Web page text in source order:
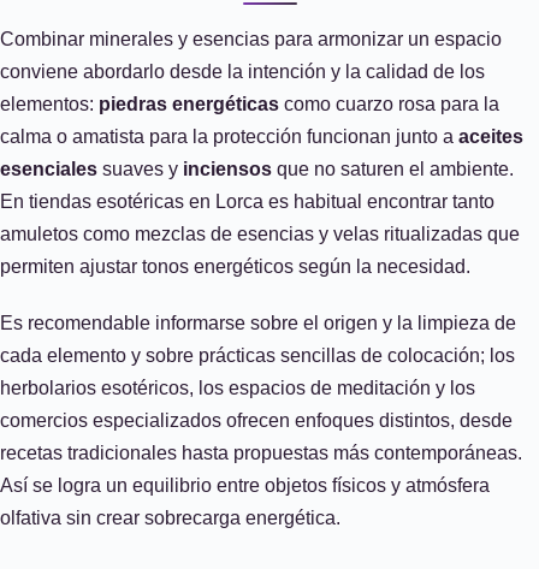
Combinar minerales y esencias para armonizar un espacio
conviene abordarlo desde la intención y la calidad de los
elementos: piedras energéticas como cuarzo rosa para la
calma o amatista para la protección funcionan junto a aceites
esenciales suaves y inciensos que no saturen el ambiente.
En tiendas esotéricas en Lorca es habitual encontrar tanto
amuletos como mezclas de esencias y velas ritualizadas que
permiten ajustar tonos energéticos según la necesidad.
Es recomendable informarse sobre el origen y la limpieza de
cada elemento y sobre prácticas sencillas de colocación; los
herbolarios esotéricos, los espacios de meditación y los
comercios especializados ofrecen enfoques distintos, desde
recetas tradicionales hasta propuestas más contemporáneas.
Así se logra un equilibrio entre objetos físicos y atmósfera
olfativa sin crear sobrecarga energética.